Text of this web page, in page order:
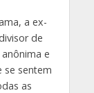
a ex-
de
anônima e
se sentem
as